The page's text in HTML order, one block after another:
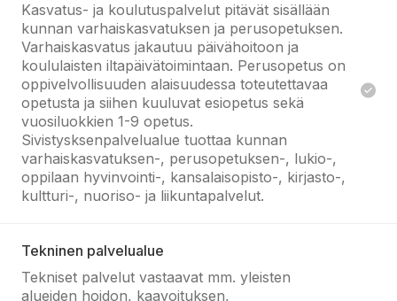
Kasvatus- ja koulutuspalvelut pitävät sisällään
kunnan varhaiskasvatuksen ja perusopetuksen.
Varhaiskasvatus jakautuu päivähoitoon ja
koululaisten iltapäivätoimintaan. Perusopetus on
oppivelvollisuuden alaisuudessa toteutettavaa
opetusta ja siihen kuuluvat esiopetus sekä
vuosiluokkien 1-9 opetus.
Sivistysksenpalvelualue tuottaa kunnan
varhaiskasvatuksen-, perusopetuksen-, lukio-,
oppilaan hyvinvointi-, kansalaisopisto-, kirjasto-,
kultturi-, nuoriso- ja liikuntapalvelut.
Tekninen palvelualue
Tekniset palvelut vastaavat mm. yleisten
alueiden hoidon, kaavoituksen,